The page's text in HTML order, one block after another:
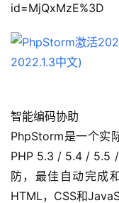
id=MjQxMzE%3D
智能编码协助
PhpStorm是一个实
PHP 5.3 / 5.4 / 5.5 /
防，最佳自动完成
HTML，CSS和